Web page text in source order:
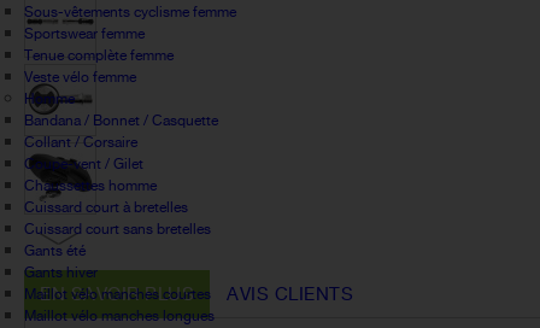
Sous-vêtements cyclisme femme
Sportswear femme
Tenue complète femme
Veste vélo femme
Homme
Bandana / Bonnet / Casquette
Collant / Corsaire
Coupe-vent / Gilet
Chaussettes homme
Cuissard court à bretelles
Cuissard court sans bretelles
Gants été
Gants hiver
Maillot vélo manches courtes
Maillot vélo manches longues
EN SAVOIR PLUS AVIS CLIENTS